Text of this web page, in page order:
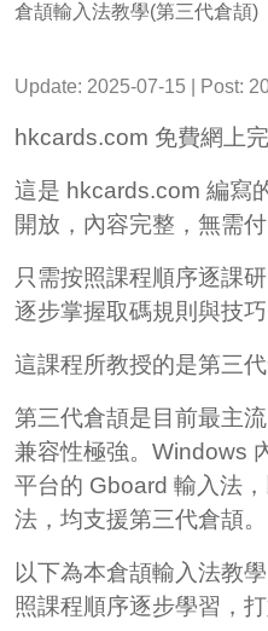
倉頡輸入法教學(第三代倉頡)
Update: 2025-07-15 | Post:
hkcards.com 免費網上
這是 hkcards.com 編寫
開放，內容完整，無需付
只需按照課程順序逐課
逐步掌握取碼規則與技
這課程所教授的是第三代
第三代倉頡是目前最主
兼容性極強。Windows
平台的 Gboard 輸入法
法，均支援第三代倉頡。
以下為本倉頡輸入法教
照課程順序逐步學習，打